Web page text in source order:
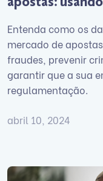
Entenda como os
mercado de
fraudes, prevenir
garantir que a sua
regulamentação.
abril 10, 2024